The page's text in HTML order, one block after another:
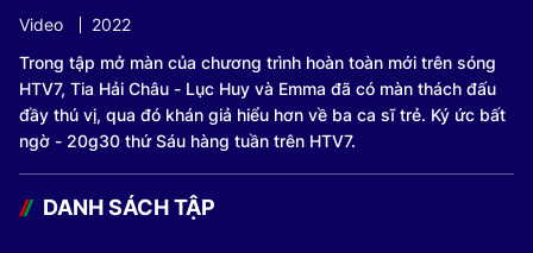
Video
2022
Trong tập mở màn của chương trình hoàn toàn mới trên sóng
HTV7, Tia Hải Châu - Lục Huy và Emma đã có màn thách đấu
đầy thú vị, qua đó khán giả hiểu hơn về ba ca sĩ trẻ. Ký ức bất
ngờ - 20g30 thứ Sáu hàng tuần trên HTV7.
DANH SÁCH TẬP